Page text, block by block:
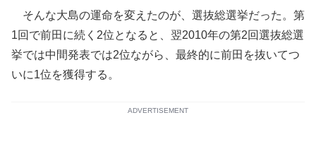
そんな大島の運命を変えたのが、選抜総選挙だった。第
1回で前田に続く2位となると、翌2010年の第2回選抜総選
挙では中間発表では2位ながら、最終的に前田を抜いてつ
いに1位を獲得する。
ADVERTISEMENT